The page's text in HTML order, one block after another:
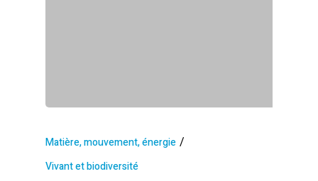
Matière, mouvement, énergie /
Vivant et biodiversité